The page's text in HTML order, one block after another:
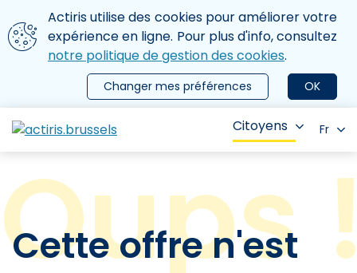
Aller au contenu principal
Nous utilisons des cookies
Actiris utilise des cookies pour améliorer votre
expérience en ligne. Pour plus d'info, consultez
notre politique de gestion des cookies.
OK
Changer mes préférences
le menu
Citoyens Fr
Cette offre n'est